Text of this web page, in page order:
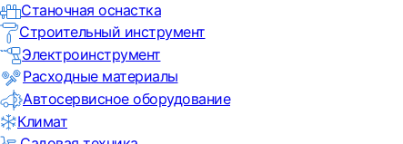
Станочная оснастка
Строительный инструмент
Электроинструмент
Расходные материалы
Автосервисное оборудование
Климат